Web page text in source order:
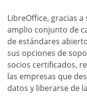
LibreOffice, gracias
amplio conjunto de
de estándares
sus opciones de
socios certificados,
las empresas que
datos y liberarse de